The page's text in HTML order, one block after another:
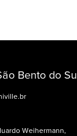
Bento do Sul
Weihermann,